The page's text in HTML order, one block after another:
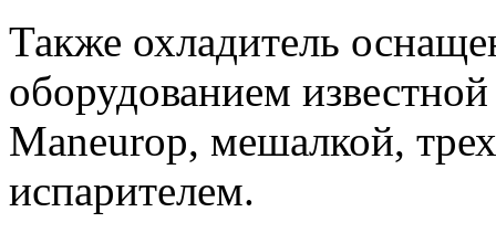
Также охладитель
оборудованием
Maneurop, мешалкой,
испарителем.